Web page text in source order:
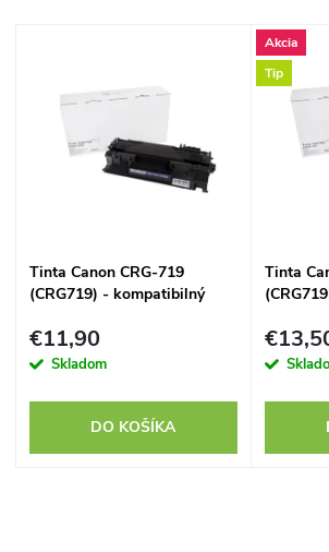
e
p
o
Abecedne
s
p
Tinta Canon CRG-719
(CRG719) - kompatibilný
€11,90
Skladom
DO KOŠÍKA
Akcia
Tip
Tinta